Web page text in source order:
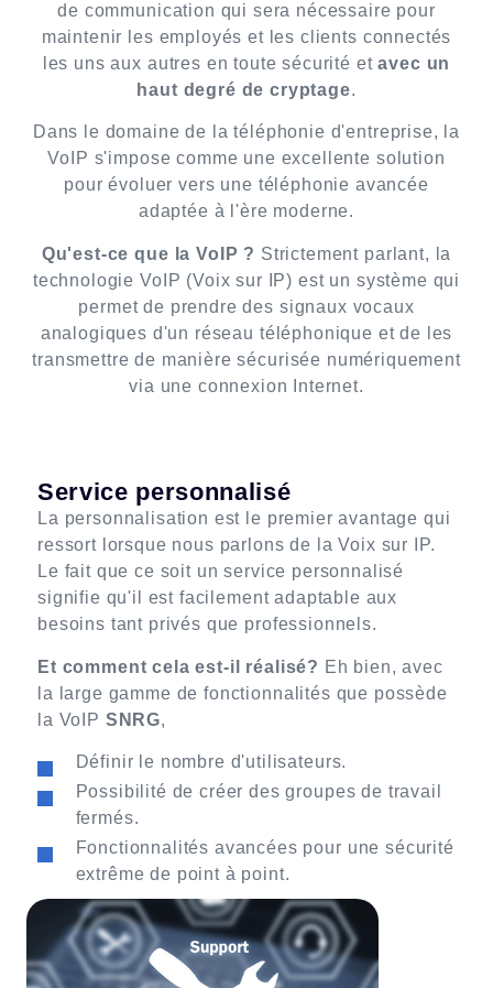
de communication qui sera nécessaire pour
maintenir les employés et les clients connectés
les uns aux autres en toute sécurité etavec un
haut degré de cryptage.
Dans le domaine de la téléphonie d'entreprise, la
VoIP s'impose comme une excellente solution
pour évoluer vers une téléphonie avancée
adaptée à l'ère moderne.
Qu'est-ce que la VoIP ? Strictement parlant, la
technologie VoIP (Voix sur IP) est un système qui
permet de prendre des signaux vocaux
analogiques d'un réseau téléphonique et de les
transmettre de manière sécurisée numériquement
via une connexion Internet.
Service personnalisé
La personnalisation est le premier avantage qui
ressort lorsque nous parlons de la Voix sur IP.
Le fait que ce soit un service personnalisé
signifie qu'il est facilement adaptable aux
besoins tant privés que professionnels.
Et comment cela est-il réalisé? Eh bien, avec
la large gamme de fonctionnalités que possède
la VoIP SNRG,
Définir le nombre d'utilisateurs.
Possibilité de créer des groupes de travail
fermés.
Fonctionnalités avancées pour une sécurité
extrême de point à point.